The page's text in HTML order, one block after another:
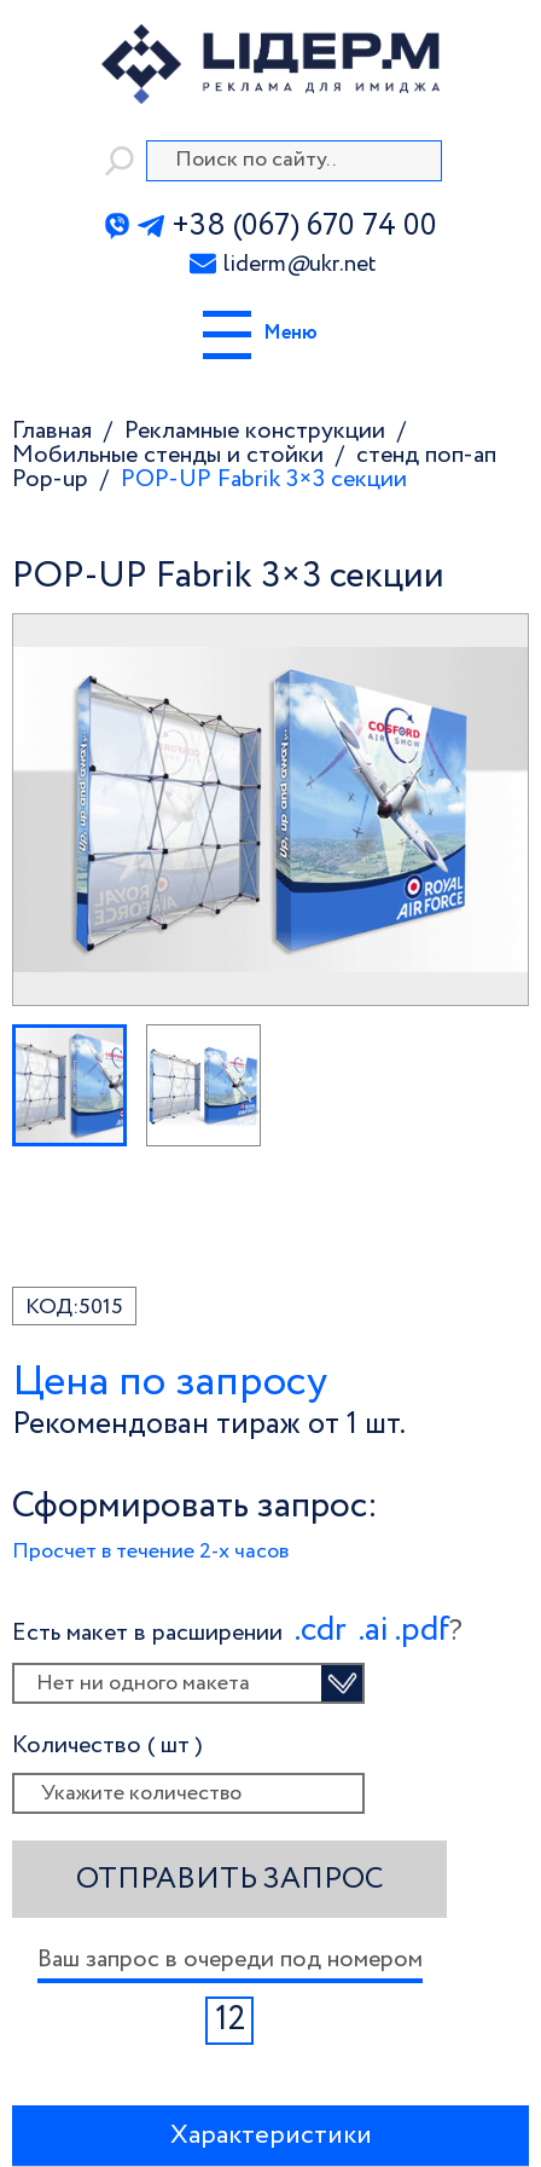
+38 (067) 670 74 00
liderm@ukr.net
Меню
Главная
Рекламные конструкции
Мобильные стенды и стойки
стенд поп-ап
Pop-up
POP-UP Fabrik 3×3 секции
POP-UP Fabrik 3×3 секции
КОД:5015
Цена по запросу
Рекомендован тираж от 1 шт.
Сформировать запрос:
Просчет в течение 2-х часов
Есть макет в расширении .сdr .ai .pdf?
Нет ни одного макета
Количество ( шт )
ОТПРАВИТЬ ЗАПРОС
Ваш запрос в очереди под номером
12
Характеристики